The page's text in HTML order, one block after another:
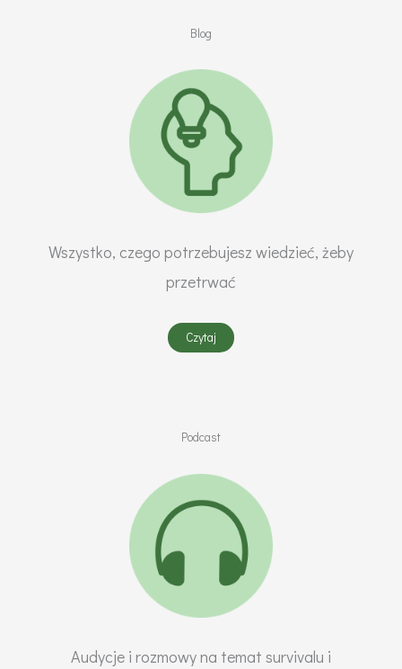
Blog
Wszystko, czego potrzebujesz wiedzieć, żeby
przetrwać
Czytaj
Podcast
Audycje i rozmowy na temat survivalu i